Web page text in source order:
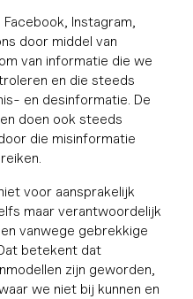
Instagram,
door middel van
van informatie die we
en die steeds
en desinformatie. De
doen ook steeds
die misinformatie
voor aansprakelijk
maar verantwoordelijk
vanwege gebrekkige
betekent dat
zijn geworden,
we niet bij kunnen en